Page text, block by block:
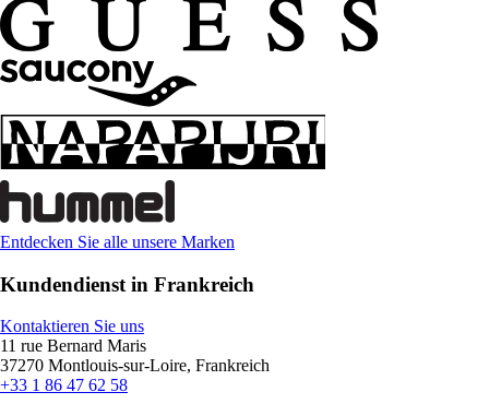
Entdecken Sie alle unsere Marken
Kundendienst in Frankreich
Kontaktieren Sie uns
11 rue Bernard Maris
37270 Montlouis-sur-Loire, Frankreich
+33 1 86 47 62 58